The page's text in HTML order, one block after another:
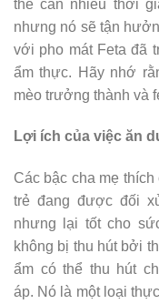
thể cần nhiều thời
nhưng nó sẽ tận
với pho mát Feta đã
ẩm thực. Hãy nhớ
mèo trưởng thành và
Lợi ích của việc ăn
Các bậc cha mẹ
trẻ đang được đối
nhưng lại tốt cho
không bị thu hút bởi
ẩm có thể thu hút
áp. Nó là một loại